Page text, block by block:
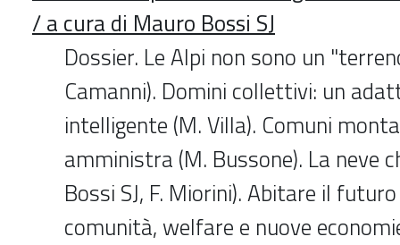
Prenotazione spazi
/ a cura di Mauro Bossi SJ
Dossier. Le Alpi non sono un
Camanni). Domini collettivi: un
intelligente (M. Villa). Comuni
amministra (M. Bussone). La neve
Bossi SJ, F. Miorini). Abitare il
comunità, welfare e nuove